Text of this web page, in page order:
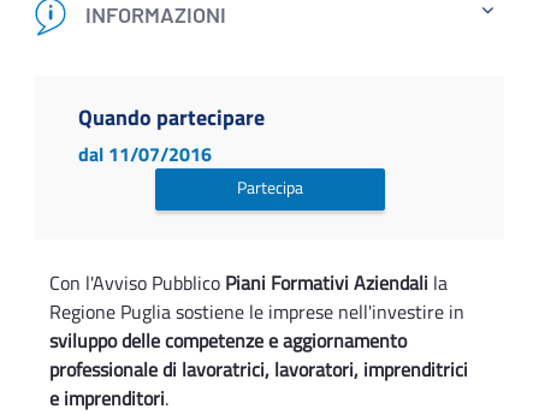
INFORMAZIONI
Quando partecipare
dal 11/07/2016
Partecipa
Con l'Avviso Pubblico Piani Formativi Aziendali la
Regione Puglia sostiene le imprese nell'investire in
sviluppo delle competenze e aggiornamento
professionale di lavoratrici, lavoratori, imprenditrici
e imprenditori.